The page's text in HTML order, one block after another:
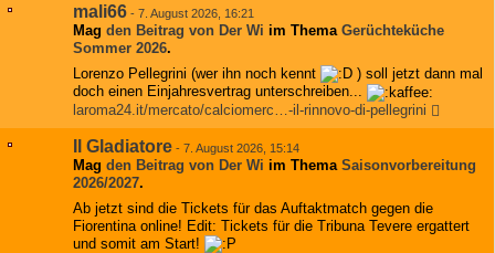
mali66 - 7. August 2026, 16:21
Mag den Beitrag von Der Wi im Thema Gerüchteküche
Sommer 2026.
Lorenzo Pellegrini (wer ihn noch kennt
) soll jetzt dann mal
doch einen Einjahresvertrag unterschreiben...
laroma24.it/mercato/calciomerc…-il-rinnovo-di-pellegrini
Il Gladiatore - 7. August 2026, 15:14
Mag den Beitrag von Der Wi im Thema Saisonvorbereitung
2026/2027.
Ab jetzt sind die Tickets für das Auftaktmatch gegen die
Fiorentina online! Edit: Tickets für die Tribuna Tevere ergattert
und somit am Start!